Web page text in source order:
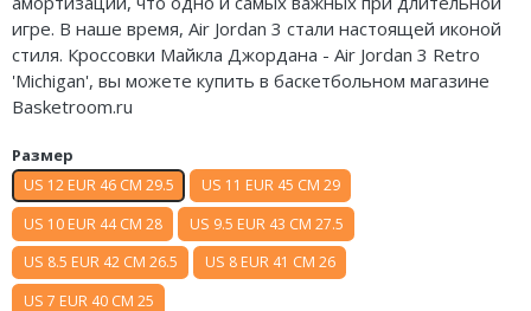
игре. В наше время, Air Jordan 3 стали настоящей иконой
стиля. Кроссовки Майкла Джордана - Air Jordan 3 Retro
'Michigan', вы можете купить в баскетбольном магазине
Basketroom.ru
Размер
US 12 EUR 46 CM 29.5
US 11 EUR 45 CM 29
US 10 EUR 44 CM 28
US 9.5 EUR 43 CM 27.5
US 8.5 EUR 42 CM 26.5
US 8 EUR 41 CM 26
US 7 EUR 40 CM 25
Nike Air Deldon
Nike Sabrina
Nike A’ja
Nike ST
Nike GT
Nike Ja